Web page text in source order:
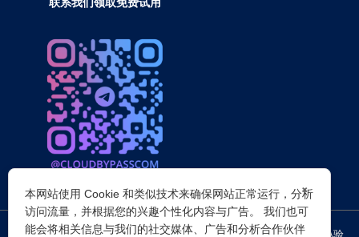
突破所有反Anti-bot机器人检查，轻松绕过cloudflare验证、CAPTCHA验
×
本网站使用 Cookie 和类似技术来确保网站正常运行，分析
访问流量，并根据您的兴趣个性化内容与广告。 我们也可
能会将相关信息与我们的社交媒体、广告和分析合作伙伴